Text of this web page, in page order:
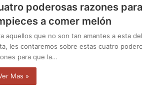
poderosas razones
a comer melón
aquellos que no son tan amantes a esta
les contaremos sobre estas cuatro
para que la…
Mas »